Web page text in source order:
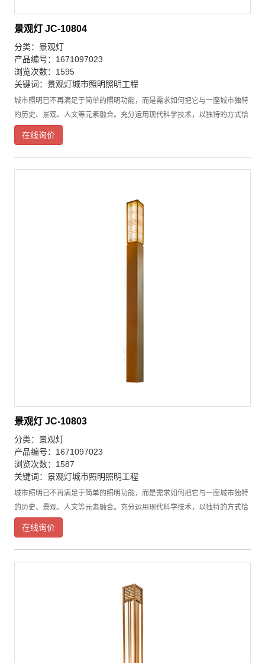
景观灯 JC-10804
分类： 景观灯
产品编号：1671097023
浏览次数：1595
关键词： 景观灯城市照明照明工程
城市照明已不再满足于简单的照明功能，而是需求如何把它与一座城市独特
的历史、景观、人文等元素融合。充分运用现代科学技术，以独特的方式恰
当地表现优良的地域文化和先进的现代文化，景观灯在满足照明需求的同
时，以独特的方式向世人诠释城市丰富的文化内涵
在线询价
景观灯 JC-10803
分类： 景观灯
产品编号：1671097023
浏览次数：1587
关键词： 景观灯城市照明照明工程
城市照明已不再满足于简单的照明功能，而是需求如何把它与一座城市独特
的历史、景观、人文等元素融合。充分运用现代科学技术，以独特的方式恰
当地表现优良的地域文化和先进的现代文化，景观灯在满足照明需求的同
时，以独特的方式向世人诠释城市丰富的文化内涵
在线询价